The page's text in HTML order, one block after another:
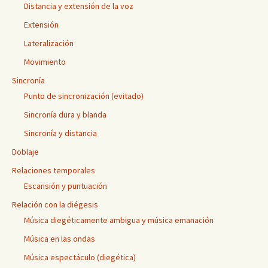
Distancia y extensión de la voz
Extensión
Lateralización
Movimiento
Sincronía
Punto de sincronización (evitado)
Sincronía dura y blanda
Sincronía y distancia
Doblaje
Relaciones temporales
Escansión y puntuación
Relación con la diégesis
Música diegéticamente ambigua y música emanación
Música en las ondas
Música espectáculo (diegética)